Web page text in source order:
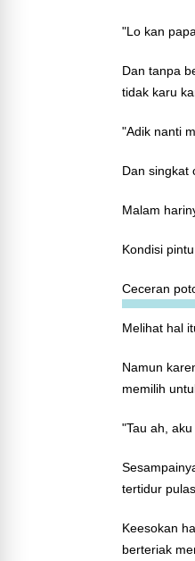
"Lo kan
Dan tanpa
tidak karu
"Adik nanti
Dan singkat
Malam
Kondisi
Ceceran
Melihat hal
Namun
memilih
"Tau ah,
tertidur pulas.
Keesokan
berteriak